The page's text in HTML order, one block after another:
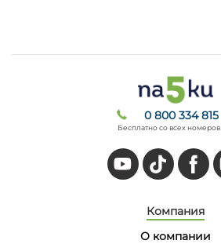
0 800 334 815
Бесплатно со всех номеров
Компания
О компании